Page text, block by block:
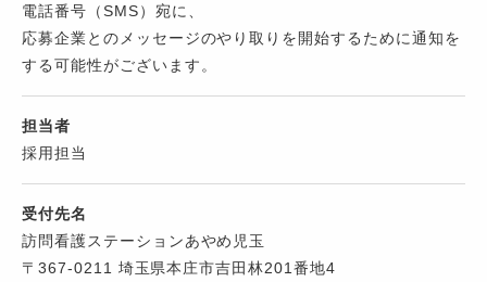
電話番号（SMS）宛に、
応募企業とのメッセージのやり取りを開始するために通知を
する可能性がございます。
担当者
採用担当
受付先名
訪問看護ステーションあやめ児玉
〒367-0211 埼玉県本庄市吉田林201番地4